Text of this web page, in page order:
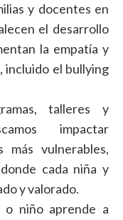
y docentes en
el desarrollo
la empatía y
incluido el bullying
talleres y
impactar
más vulnerables,
cada niña y
y valorado.
o niño aprende a